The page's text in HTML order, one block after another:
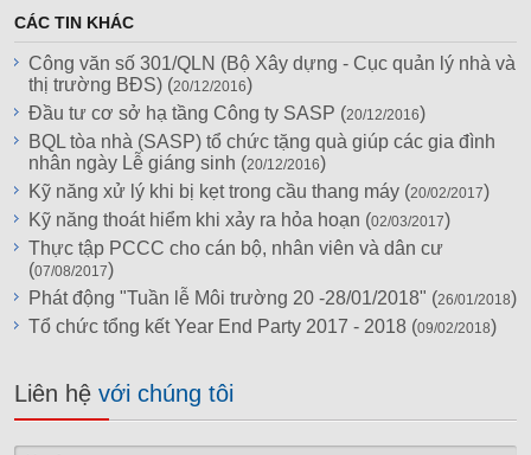
CÁC TIN KHÁC
Công văn số 301/QLN (Bộ Xây dựng - Cục quản lý nhà và
thị trường BĐS) (20/12/2016)
Đầu tư cơ sở hạ tầng Công ty SASP (20/12/2016)
BQL tòa nhà (SASP) tổ chức tặng quà giúp các gia đình
nhân ngày Lễ giáng sinh (20/12/2016)
Kỹ năng xử lý khi bị kẹt trong cầu thang máy (20/02/2017)
Kỹ năng thoát hiểm khi xảy ra hỏa hoạn (02/03/2017)
Thực tập PCCC cho cán bộ, nhân viên và dân cư
(07/08/2017)
Phát động "Tuần lễ Môi trường 20 -28/01/2018" (26/01/2018)
Tổ chức tổng kết Year End Party 2017 - 2018 (09/02/2018)
Liên hệ với chúng tôi